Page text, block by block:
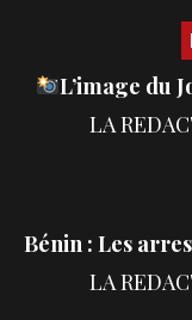
L’image du
Bénin : Les